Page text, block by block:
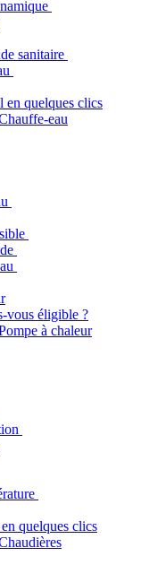
sanitaire
en quelques clics
eau
vous éligible ?
à chaleur
quelques clics